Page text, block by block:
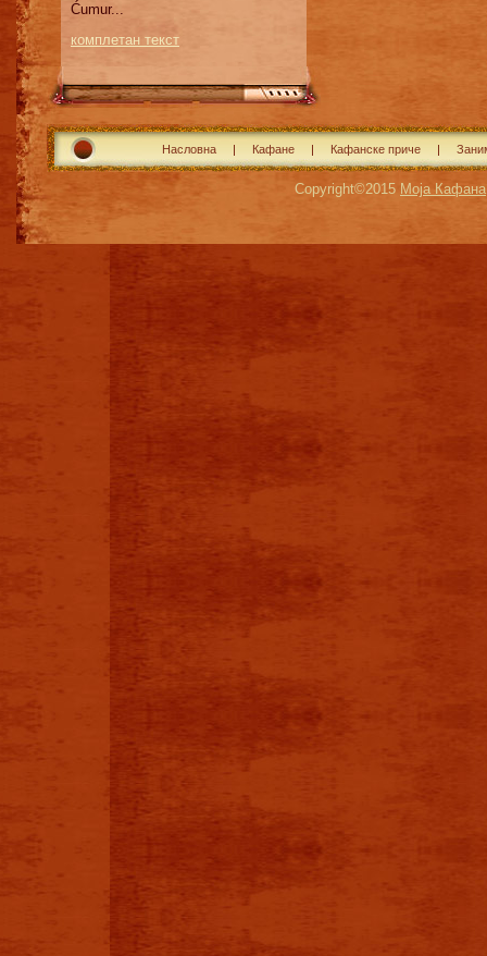
Ćumur...
комплетан текст
Насловна Кафане Кафанске приче
Copyright©2015 Моја Кафана